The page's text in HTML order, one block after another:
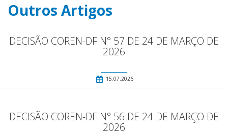
Outros Artigos
DECISÃO COREN-DF N° 57 DE 24 DE MARÇO DE
2026
15.07.2026
DECISÃO COREN-DF N° 56 DE 24 DE MARÇO DE
2026